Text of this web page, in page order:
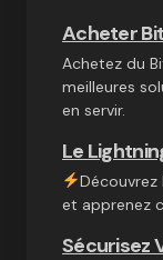
Acheter
Achetez du
meilleures
en servir.
Le
Découvrez
et apprenez
Sécurisez